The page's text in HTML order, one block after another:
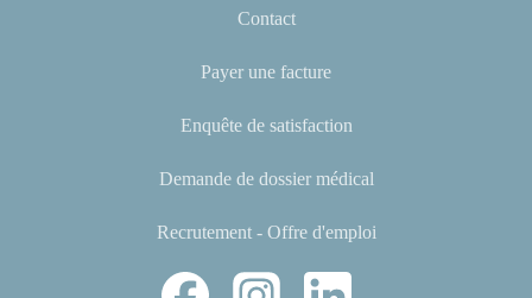
Contact
Payer une facture
Enquête de satisfaction
Demande de dossier médical
Recrutement - Offre d'emploi